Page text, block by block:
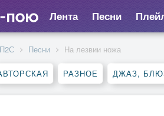
Лента Песни
Песни На лезвии ножа
РАЗНОЕ ДЖАЗ,